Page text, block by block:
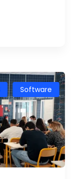
Software